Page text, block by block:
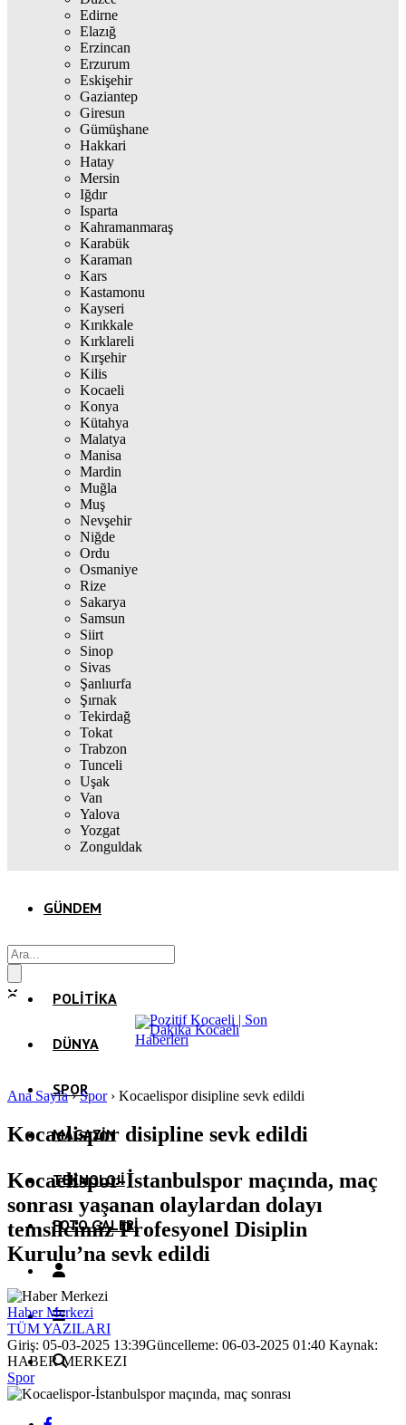
Edirne
Elazığ
Erzincan
Erzurum
Eskişehir
Gaziantep
Giresun
Gümüşhane
Hakkari
Hatay
Mersin
Iğdır
Isparta
Kahramanmaraş
Karabük
Karaman
Kars
Kastamonu
Kayseri
Kırıkkale
Kırklareli
Kırşehir
Kilis
Kocaeli
Konya
Kütahya
Malatya
Manisa
Mardin
Muğla
Muş
Nevşehir
Niğde
Ordu
Osmaniye
Rize
Sakarya
Samsun
Siirt
Sinop
Sivas
Şanlıurfa
Şırnak
Tekirdağ
Tokat
Trabzon
Tunceli
Uşak
Van
Yalova
Yozgat
Zonguldak
GÜNDEM
POLITIKA
DÜNYA
SPOR
MAGAZIN
TEKNOLOJI
FOTO GALERI
Ana Sayfa›Spor› Kocaelispor disipline sevk edildi
Kocaelispor disipline sevk edildi
Kocaelispor-İstanbulspor maçında, maç
sonrası yaşanan olaylardan dolayı
temsilcimiz Profesyonel Disiplin
Kurulu’na sevk edildi
Haber Merkezi
TÜM YAZILARI
Giriş: 05-03-2025 13:39Güncelleme: 06-03-2025 01:40 Kaynak:
HABER MERKEZI
Spor